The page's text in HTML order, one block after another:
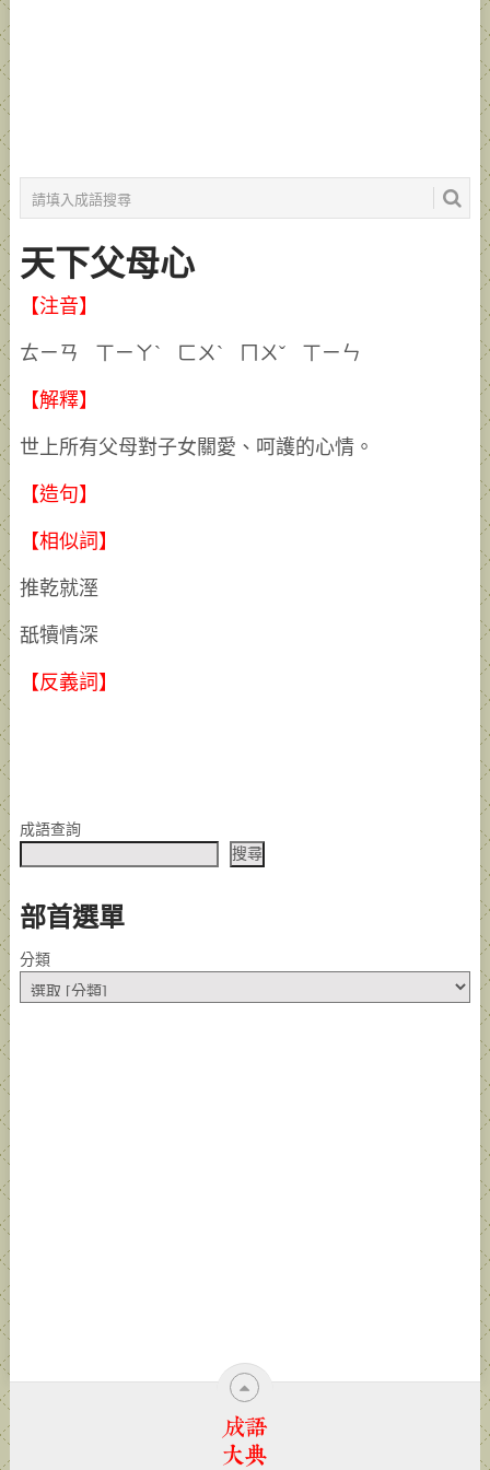
天下父母心
【注音】
ㄊㄧㄢ ㄒㄧㄚˋ ㄈㄨˋ ㄇㄨˇ ㄒㄧㄣ
【解釋】
世上所有父母對子女關愛、呵護的心情。
【造句】
【相似詞】
推乾就溼
舐犢情深
【反義詞】
成語查詢
搜尋
部首選單
分類